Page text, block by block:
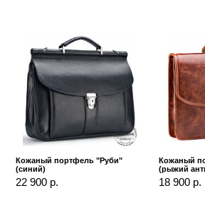
Кожаный портфель "Руби"
(синий)
22 900 р.
Кожаный
(рыжий
18 900 р.